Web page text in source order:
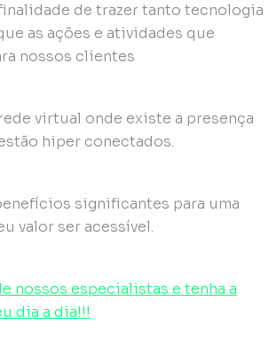
de trazer tanto tecnologia
as ações e atividades que
nossos clientes
virtual onde existe a presença
hiper conectados.
significantes para uma
valor ser acessível.
nossos especialistas e tenha a
dia a dia!!!